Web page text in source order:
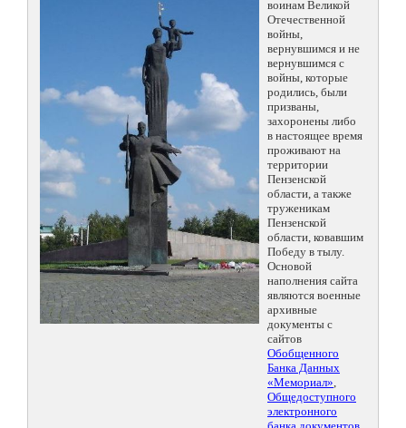
воинам Великой
Отечественной
войны,
вернувшимся и не
вернувшимся с
войны, которые
родились, были
призваны,
захоронены либо
в настоящее время
проживают на
территории
Пензенской
области, а также
труженикам
Пензенской
области, ковавшим
Победу в тылу.
Основой
наполнения сайта
являются военные
архивные
документы с
сайтов
Обобщенного
Банка Данных
«Мемориал»,
Общедоступного
электронного